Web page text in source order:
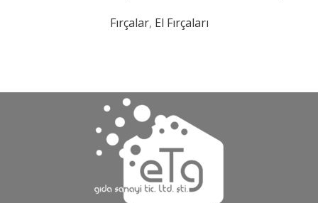
Fırçalar, El Fırçaları